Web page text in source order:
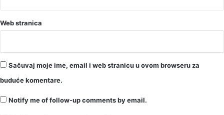
Web stranica
Sačuvaj moje ime, email i web stranicu u ovom browseru za
buduće komentare.
Notify me of follow-up comments by email.